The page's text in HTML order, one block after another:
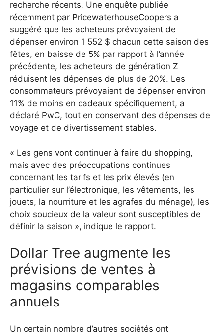
recherche récents. Une enquête publiée
récemment par PricewaterhouseCoopers a
suggéré que les acheteurs prévoyaient de
dépenser environ 1 552 $ chacun cette saison des
fêtes, en baisse de 5% par rapport à l’année
précédente, les acheteurs de génération Z
réduisent les dépenses de plus de 20%. Les
consommateurs prévoyaient de dépenser environ
11% de moins en cadeaux spécifiquement, a
déclaré PwC, tout en conservant des dépenses de
voyage et de divertissement stables.
« Les gens vont continuer à faire du shopping,
mais avec des préoccupations continues
concernant les tarifs et les prix élevés (en
particulier sur l’électronique, les vêtements, les
jouets, la nourriture et les agrafes du ménage), les
choix soucieux de la valeur sont susceptibles de
définir la saison », indique le rapport.
Dollar Tree augmente les
prévisions de ventes à
magasins comparables
annuels
Un certain nombre d’autres sociétés ont